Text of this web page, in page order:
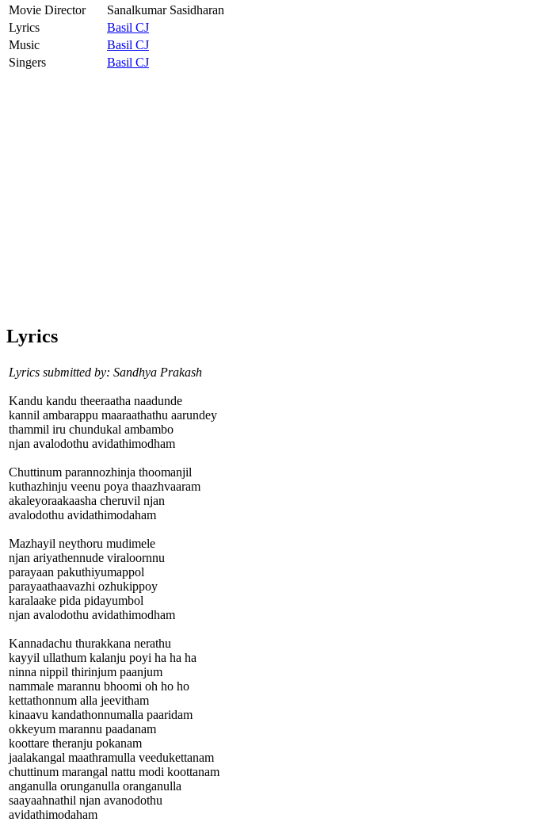
Movie Director
Sanalkumar Sasidharan
Lyrics
Basil CJ
Music
Basil CJ
Singers
Basil CJ
Lyrics
Lyrics submitted by: Sandhya Prakash
Kandu kandu theeraatha naadunde
kannil ambarappu maaraathathu aarundey
thammil iru chundukal ambambo
njan avalodothu avidathimodham
Chuttinum parannozhinja thoomanjil
kuthazhinju veenu poya thaazhvaaram
akaleyoraakaasha cheruvil njan
avalodothu avidathimodaham
Mazhayil neythoru mudimele
njan ariyathennude viraloornnu
parayaan pakuthiyumappol
parayaathaavazhi ozhukippoy
karalaake pida pidayumbol
njan avalodothu avidathimodham
Kannadachu thurakkana nerathu
kayyil ullathum kalanju poyi ha ha ha
ninna nippil thirinjum paanjum
nammale marannu bhoomi oh ho ho
kettathonnum alla jeevitham
kinaavu kandathonnumalla paaridam
okkeyum marannu paadanam
koottare theranju pokanam
jaalakangal maathramulla veedukettanam
chuttinum marangal nattu modi koottanam
anganulla orunganulla oranganulla
saayaahnathil njan avanodothu
avidathimodaham